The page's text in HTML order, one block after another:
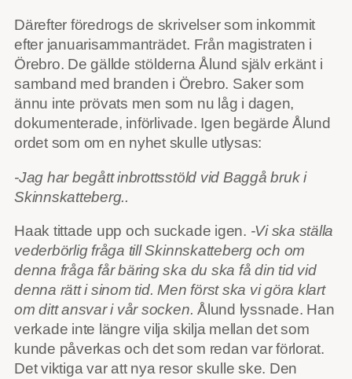
Därefter föredrogs de skrivelser som inkommit
efter januarisammanträdet. Från magistraten i
Örebro. De gällde stölderna Ålund själv erkänt i
samband med branden i Örebro. Saker som
ännu inte prövats men som nu låg i dagen,
dokumenterade, införlivade. Igen begärde Ålund
ordet som om en nyhet skulle utlysas:
-Jag har begått inbrottsstöld vid Baggå bruk i
Skinnskatteberg..
Haak tittade upp och suckade igen. -Vi ska ställa
vederbörlig fråga till Skinnskatteberg och om
denna fråga får bäring ska du ska få din tid vid
denna rätt i sinom tid. Men först ska vi göra klart
om ditt ansvar i vår socken. Ålund lyssnade. Han
verkade inte längre vilja skilja mellan det som
kunde påverkas och det som redan var förlorat.
Det viktiga var att nya resor skulle ske. Den